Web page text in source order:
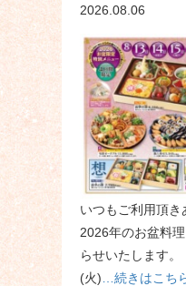
2026.08.06
いつもご利用頂き
2026年のお盆料
らせいたします
(火) …続きはこち